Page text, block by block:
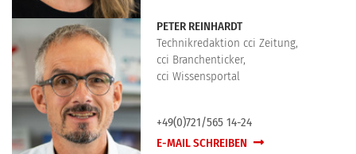
PETER REINHARDT
Technikredaktion cci Zeitung,
cci Branchenticker,
cci Wissensportal
+49(0)721/565 14-24
E-MAIL SCHREIBEN